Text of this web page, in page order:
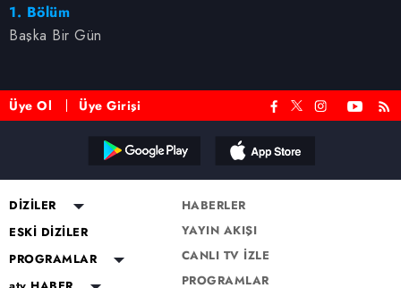
1. Bölüm
Başka Bir Gün
Üye Ol Üye Girişi
DİZİLER
Altı Üstü İstanbul
Mercan Köşk
A.B.İ.
ESKİ DİZİLER
Eşkıya Dünyaya Hükümdar
PROGRAMLAR
HABERLER
YAYIN AKIŞI
CANLI TV İZLE
PROGRAMLAR